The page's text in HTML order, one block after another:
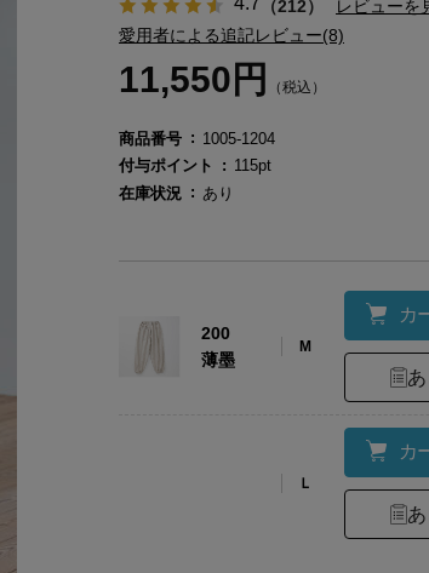
（212）
レビューを
愛用者による追記レビュー(8)
11,550円 （税込）
商品番号
1005-1204
付与ポイント
115pt
在庫状況
あり
200
薄墨
M
カ
Ｌ
カ